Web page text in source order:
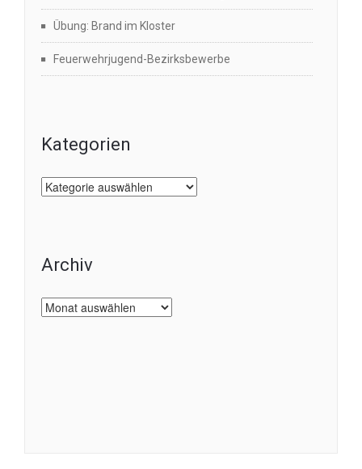
Übung: Brand im Kloster
Feuerwehrjugend-Bezirksbewerbe
Kategorien
Kategorien
Archiv
Archiv